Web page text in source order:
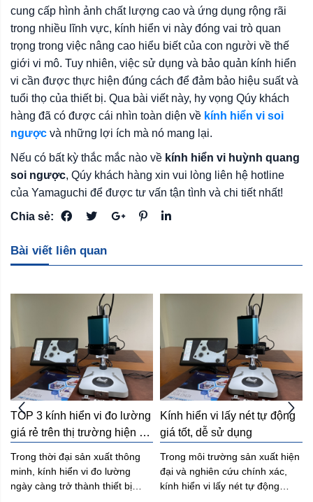
cung cấp hình ảnh chất lượng cao và ứng dụng rộng rãi
trong nhiều lĩnh vực, kính hiển vi này đóng vai trò quan
trọng trong việc nâng cao hiểu biết của con người về thế
giới vi mô. Tuy nhiên, việc sử dụng và bảo quản kính hiển
vi cần được thực hiện đúng cách để đảm bảo hiệu suất và
tuổi thọ của thiết bị. Qua bài viết này, hy vọng Qúy khách
hàng đã có được cái nhìn toàn diện về kính hiển vi soi
ngược và những lợi ích mà nó mang lại.
Nếu có bất kỳ thắc mắc nào về kính hiển vi huỳnh quang
soi ngược, Qúy khách hàng xin vui lòng liên hệ hotline
của Yamaguchi để được tư vấn tận tình và chi tiết nhất!
Chia sẻ:
Bài viết liên quan
3 kính hiển vi đo lường
rẻ trên thị trường hiện
thời đại sản xuất thông
kính hiển vi đo lường
càng trở thành thiết bị
Kính hiển vi lấy nét tự động
giá tốt, dễ sử dụng
Trong môi trường sản xuất hiện
đại và nghiên cứu chính xác,
kính hiển vi lấy nét tự động